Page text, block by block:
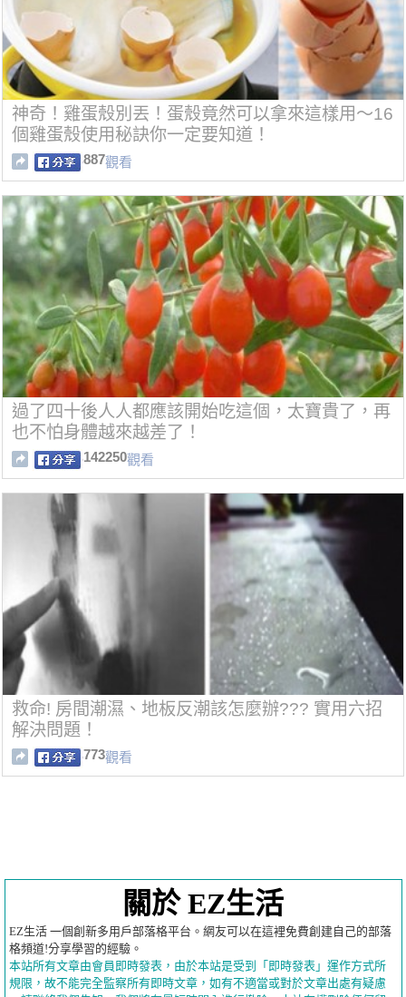
神奇！雞蛋殼別丟！蛋殼竟然可以拿來這樣用～16
個雞蛋殼使用秘訣你一定要知道！
887觀看
過了四十後人人都應該開始吃這個，太寶貴了，再
也不怕身體越來越差了！
142250觀看
救命! 房間潮濕、地板反潮該怎麼辦??? 實用六招
解決問題！
773觀看
關於 EZ生活
EZ生活 一個創新多用戶部落格平台。網友可以在這裡免費創建自己的部落
格頻道!分享學習的經驗。
本站所有文章由會員即時發表，由於本站是受到「即時發表」運作方式所
規限，故不能完全監察所有即時文章，如有不適當或對於文章出處有疑慮